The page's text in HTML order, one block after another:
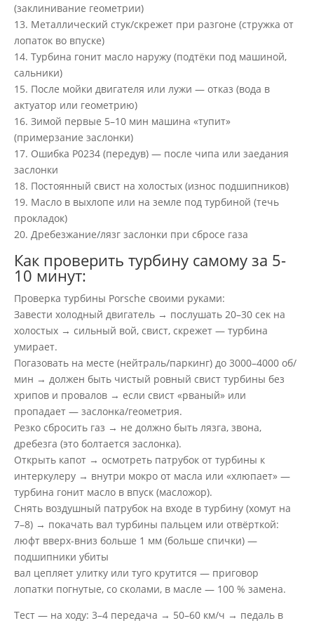
(заклинивание геометрии)
13. Металлический стук/скрежет при разгоне (стружка от
лопаток во впуске)
14. Турбина гонит масло наружу (подтёки под машиной,
сальники)
15. После мойки двигателя или лужи — отказ (вода в
актуатор или геометрию)
16. Зимой первые 5–10 мин машина «тупит»
(примерзание заслонки)
17. Ошибка P0234 (передув) — после чипа или заедания
заслонки
18. Постоянный свист на холостых (износ подшипников)
19. Масло в выхлопе или на земле под турбиной (течь
прокладок)
20. Дребезжание/лязг заслонки при сбросе газа
Как проверить турбину самому за 5-
10 минут:
Проверка турбины Porsche своими руками:
Завести холодный двигатель → послушать 20–30 сек на
холостых → сильный вой, свист, скрежет — турбина
умирает.
Погазовать на месте (нейтраль/паркинг) до 3000–4000 об/
мин → должен быть чистый ровный свист турбины без
хрипов и провалов → если свист «рваный» или
пропадает — заслонка/геометрия.
Резко сбросить газ → не должно быть лязга, звона,
дребезга (это болтается заслонка).
Открыть капот → осмотреть патрубок от турбины к
интеркулеру → внутри мокро от масла или «хлюпает» —
турбина гонит масло в впуск (масложор).
Снять воздушный патрубок на входе в турбину (хомут на
7–8) → покачать вал турбины пальцем или отвёрткой:
люфт вверх-вниз больше 1 мм (больше спички) —
подшипники убиты
вал цепляет улитку или туго крутится — приговор
лопатки погнутые, со сколами, в масле — 100 % замена.
Тест — на ходу: 3–4 передача → 50–60 км/ч → педаль в